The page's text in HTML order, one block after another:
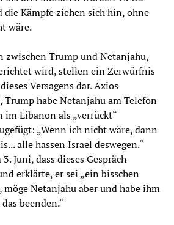
Kämpfe ziehen sich hin, ohne
wäre.
zwischen Trump und Netanjahu,
wird, stellen ein Zerwürfnis
Versagens dar. Axios
Trump habe Netanjahu am Telefon
im Libanon als „verrückt“
„Wenn ich nicht wäre, dann
alle hassen Israel deswegen.“
Juni, dass dieses Gespräch
erklärte, er sei „ein bisschen
möge Netanjahu aber und habe ihm
beenden.“